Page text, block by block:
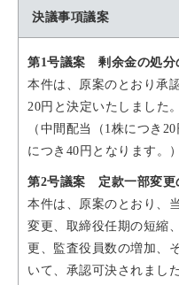
決議事項議案
第1号議案 剰余金の処分
本件は、原案のとおり承
20円と決定いたしました。
（中間配当（1株につき
につき40円となります。）
第2号議案 定款一部変更
本件は、原案のとおり、
変更、取締役任期の短縮
更、監査役員数の増加、
いて、承認可決されました